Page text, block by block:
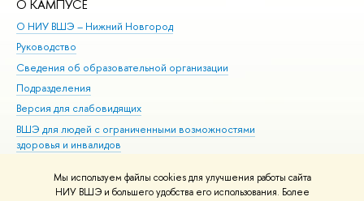
Мы используем файлы cookies для улучшения работы сайта
НИУ ВШЭ и большего удобства его использования. Более
О КАМПУСЕ
О НИУ ВШЭ – Нижний Новгород
Руководство
Сведения об образовательной организации
Подразделения
Версия для слабовидящих
ВШЭ для людей с ограниченными возможностями
здоровья и инвалидов